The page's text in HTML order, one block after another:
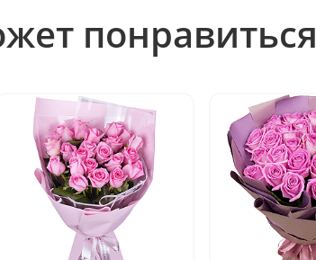
понравиться